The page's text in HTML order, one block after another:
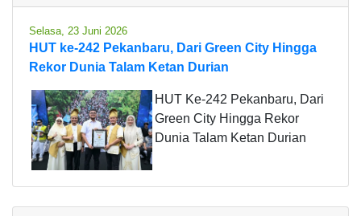
Selasa, 23 Juni 2026
HUT ke-242 Pekanbaru, Dari Green City Hingga
Rekor Dunia Talam Ketan Durian
HUT Ke-242 Pekanbaru, Dari
Green City Hingga Rekor
Dunia Talam Ketan Durian